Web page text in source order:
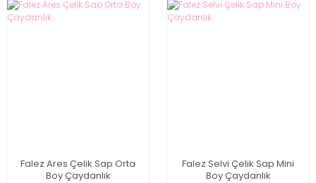
Falez Ares Çelik Sap Orta
Boy Çaydanlık
Falez Selvi Çelik Sap Mini
Boy Çaydanlık